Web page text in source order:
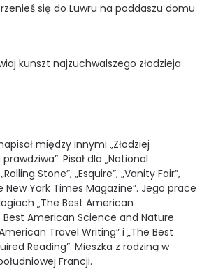
się do Luwru na poddaszu domu
kunszt najzuchwalszego złodzieja
między innymi „Złodziej
Pisał dla „National
Stone”, „Esquire”, „Vanity Fair”,
New York Times Magazine”. Jego prace
„The Best American
Best American Science and Nature
Travel Writing” i „The Best
Reading”. Mieszka z rodziną w
Francji.